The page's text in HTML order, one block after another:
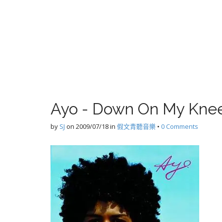
Ayo - Down On My
by SJ on 2009/07/18in 假文青聽音樂 • 0 Comments